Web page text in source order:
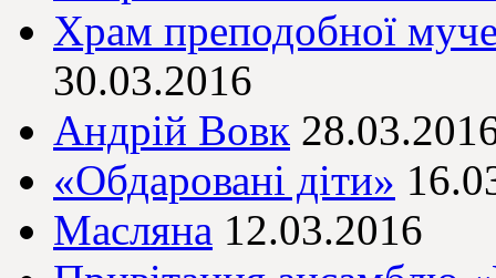
Храм преподобної
30.03.2016
Андрій Вовк
«Обдаровані діти»
Масляна 12.03.2016